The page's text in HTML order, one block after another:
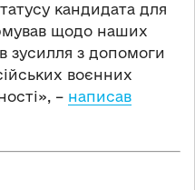
кандидата для
щодо наших
зусилля з допомоги
воєнних
– написав